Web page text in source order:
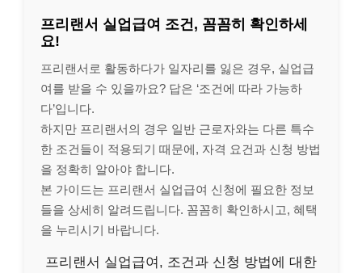
프리랜서 실업급여 조건, 꼼꼼히 확인하세
요!
프리랜서로 활동하다가 일자리를 잃은 경우, 실업급
여를 받을 수 있을까요? 답은 ‘조건에 따라 가능하
다’입니다.
하지만 프리랜서의 경우 일반 근로자와는 다른 특수
한 조건들이 적용되기 때문에, 자격 요건과 신청 방법
을 정확히 알아야 합니다.
본 가이드는 프리랜서 실업급여 신청에 필요한 정보
들을 상세히 알려드립니다. 꼼꼼히 확인하시고, 혜택
을 누리시기 바랍니다.
프리랜서 실업급여, 조건과 신청 방법에 대한